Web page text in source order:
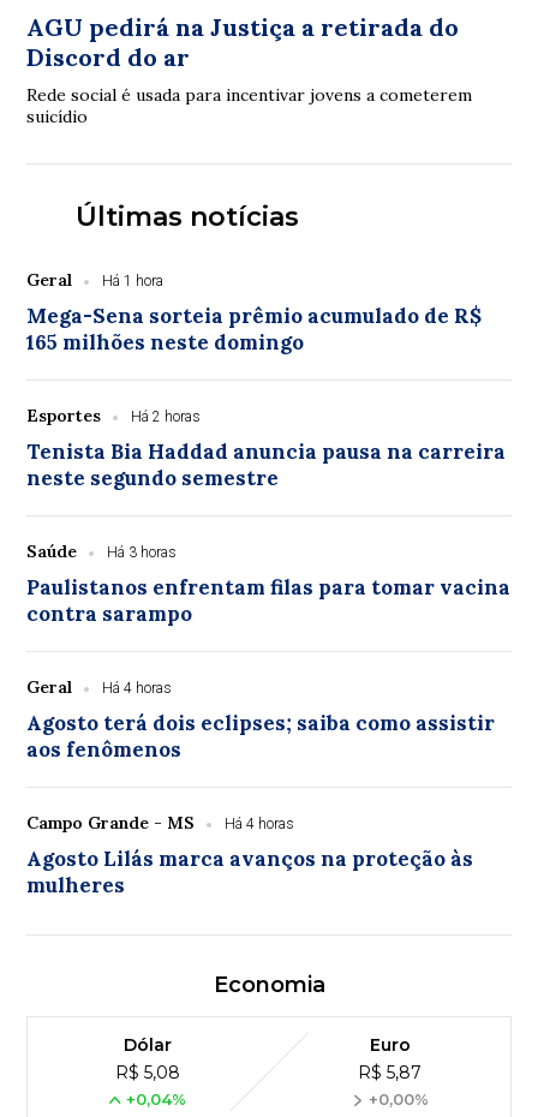
AGU pedirá na Justiça a retirada do
Discord do ar
Rede social é usada para incentivar jovens a cometerem
suicídio
Últimas notícias
Geral Há 1 hora
Mega-Sena sorteia prêmio acumulado de R$
165 milhões neste domingo
Esportes Há 2 horas
Tenista Bia Haddad anuncia pausa na carreira
neste segundo semestre
Saúde Há 3 horas
Paulistanos enfrentam filas para tomar vacina
contra sarampo
Geral Há 4 horas
Agosto terá dois eclipses; saiba como assistir
aos fenômenos
Campo Grande - MS Há 4 horas
Agosto Lilás marca avanços na proteção às
mulheres
Economia
Dólar
R$ 5,08
+0,04%
Euro
R$ 5,87
+0,00%